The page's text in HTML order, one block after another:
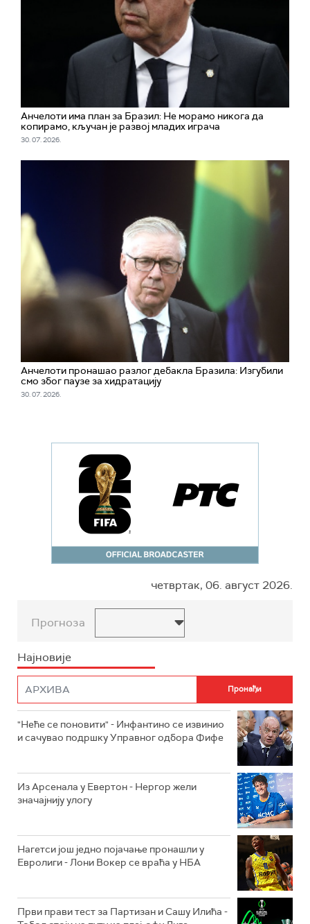
Aнчелоти има план за Бразил: Не морамо никога да
копирамо, кључан је развој младих играча
30. 07. 2026.
Анчелоти пронашао разлог дебакла Бразила: Изгубили
смо због паузе за хидратацију
30. 07. 2026.
четвртак, 06. август 2026.
Прогноза
Најновије
"Неће се поновити" - Инфантино се извинио
и сачувао подршку Управног одбора Фифе
Из Арсенала у Евертон - Нергор жели
значајнију улогу
Нагетси још једно појачање пронашли у
Евролиги - Лони Вокер се враћа у НБА
Први прави тест за Партизан и Сашу Илића -